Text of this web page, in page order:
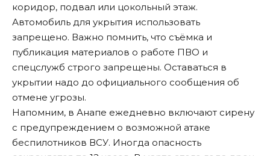
коридор, подвал или цокольный этаж.
Автомобиль для укрытия использовать
запрещено. Важно помнить, что съёмка и
публикация материалов о работе ПВО и
спецслужб строго запрещены. Оставаться в
укрытии надо до официального сообщения об
отмене угрозы.
Напомним, в Анапе ежедневно включают сирену
с предупреждением о возможной атаке
беспилотников ВСУ. Иногда опасность